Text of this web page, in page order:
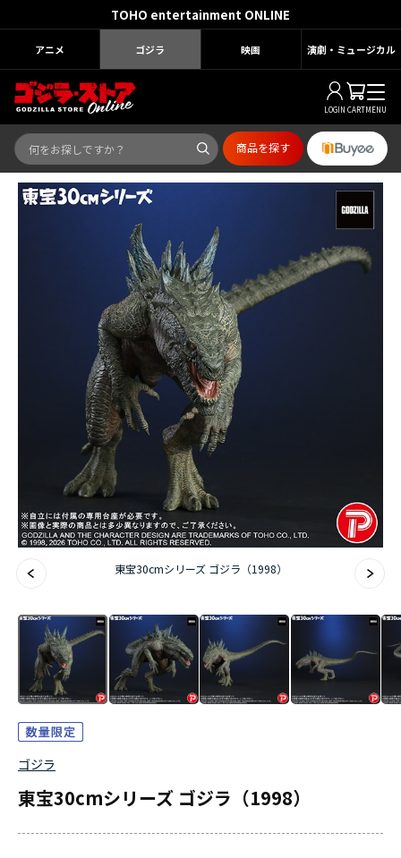
TOHO entertainment ONLINE
アニメ ゴジラ 映画 演劇・ミュージカル
LOGIN CARTMENU
商品を探す
東宝30cmシリーズ ゴジラ（1998）
ゴジラ
東宝30cmシリーズ ゴジラ（1998）